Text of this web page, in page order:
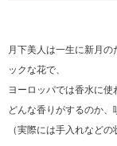
月下美人は一生に新月
ックな花で、
ヨーロッパでは香水に使
どんな香りがするのか、
（実際には手入れなど